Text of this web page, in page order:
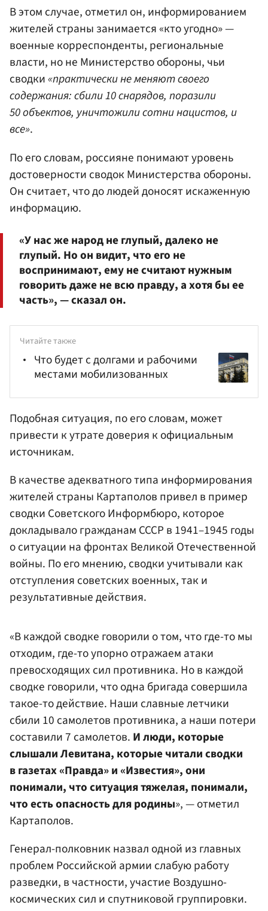
В этом случае, отметил он, информированием
жителей страны занимается «кто угодно» —
военные корреспонденты, региональные
власти, но не Министерство обороны, чьи
сводки«практически не меняют своего
содержания: сбили 10 снарядов, поразили
50 объектов, уничтожили сотни нацистов, и
все».
По его словам, россияне понимают уровень
достоверности сводок Министерства обороны.
Он считает, что до людей доносят искаженную
информацию.
«У нас же народ не глупый, далеко не
глупый. Но он видит, что его не
воспринимают, ему не считают нужным
говорить даже не всю правду, а хотя бы ее
часть», — сказал он.
Читайте также
Что будет с долгами и рабочими
местами мобилизованных
Подобная ситуация, по его словам, может
привести к утрате доверия к официальным
источникам.
В качестве адекватного типа информирования
жителей страны Картаполов привел в пример
сводки Советского Информбюро, которое
докладывало гражданам СССР в 1941–1945 годы
о ситуации на фронтах Великой Отечественной
войны. По его мнению, сводки учитывали как
отступления советских военных, так и
результативные действия.
«В каждой сводке говорили о том, что где-то мы
отходим, где-то упорно отражаем атаки
превосходящих сил противника. Но в каждой
сводке говорили, что одна бригада совершила
такое-то действие. Наши славные летчики
сбили 10 самолетов противника, а наши потери
составили 7 самолетов. И люди, которые
слышали Левитана, которые читали сводки
в газетах «Правда» и «Известия», они
понимали, что ситуация тяжелая, понимали,
что есть опасность для родины», — отметил
Картаполов.
Генерал-полковник назвал одной из главных
проблем Российской армии слабую работу
разведки, в частности, участие Воздушно-
космических сил и спутниковой группировки.